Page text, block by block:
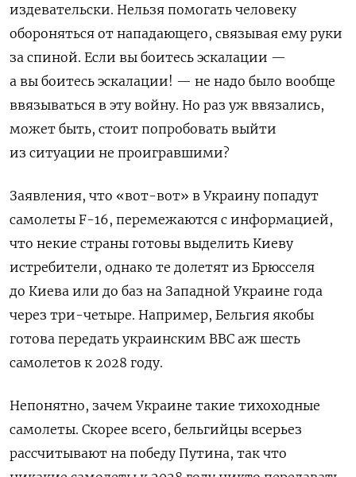
издевательски. Нельзя помогать человеку
обороняться от нападающего, связывая ему руки
за спиной. Если вы боитесь эскалации —
а вы боитесь эскалации! — не надо было вообще
ввязываться в эту войну. Но раз уж ввязались,
может быть, стоит попробовать выйти
из ситуации не проигравшими?
Заявления, что «вот-вот» в Украину попадут
самолеты F-16, перемежаются с информацией,
что некие страны готовы выделить Киеву
истребители, однако те долетят из Брюсселя
до Киева или до баз на Западной Украине года
через три-четыре. Например, Бельгия якобы
готова передать украинским ВВС аж шесть
самолетов к 2028 году.
Непонятно, зачем Украине такие тихоходные
самолеты. Скорее всего, бельгийцы всерьез
рассчитывают на победу Путина, так что